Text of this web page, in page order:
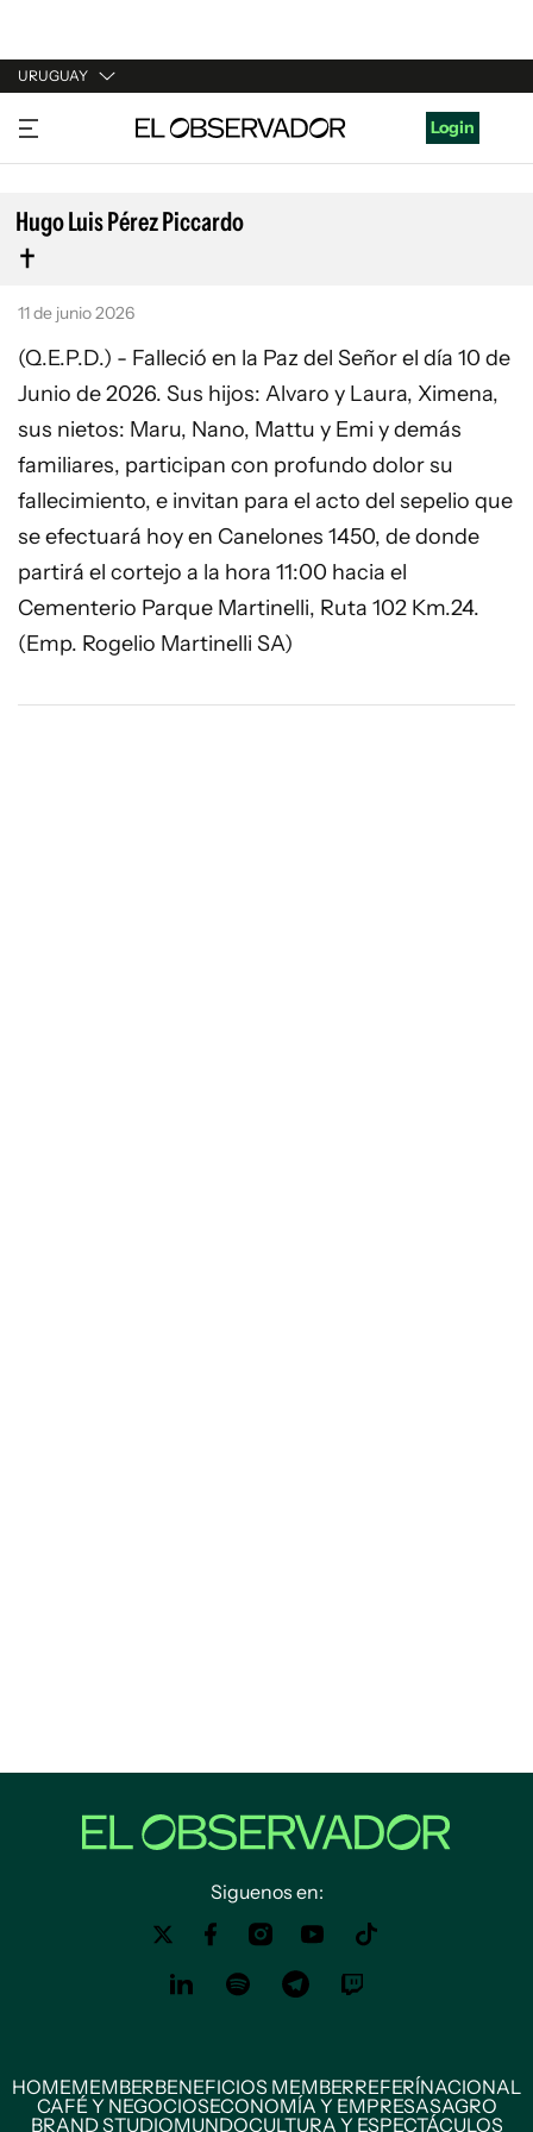
URUGUAY
URUGUAY
ARGENTINA
ESPAÑA
ESTADOS UNIDOS
Login
Hugo Luis Pérez Piccardo
11 de junio 2026
(Q.E.P.D.) - Falleció en la Paz del Señor el día 10 de
Junio de 2026. Sus hijos: Alvaro y Laura, Ximena,
sus nietos: Maru, Nano, Mattu y Emi y demás
familiares, participan con profundo dolor su
fallecimiento, e invitan para el acto del sepelio que
se efectuará hoy en Canelones 1450, de donde
partirá el cortejo a la hora 11:00 hacia el
Cementerio Parque Martinelli, Ruta 102 Km.24.
(Emp. Rogelio Martinelli SA)
Siguenos en:
HOMEMEMBERBENEFICIOS MEMBERREFERÍNACIONAL
CAFÉ Y NEGOCIOSECONOMÍA Y EMPRESASAGRO
BRAND STUDIOMUNDOCULTURA Y ESPECTÁCULOS